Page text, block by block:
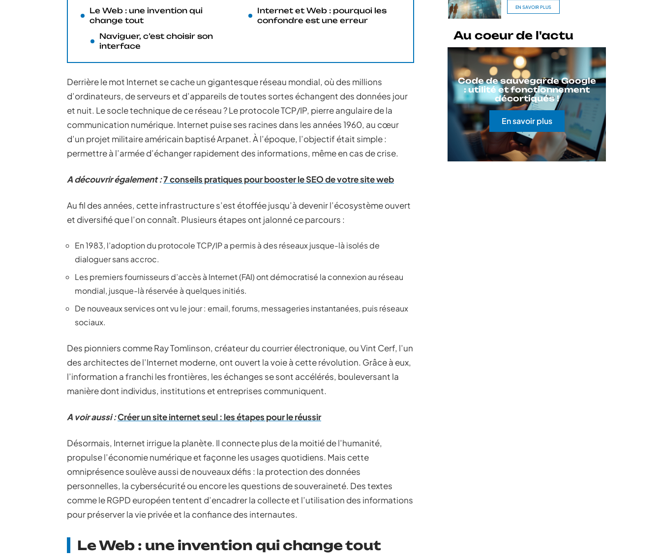
Le Web : une invention qui
change tout
Naviguer, c’est choisir son
interface
Internet et Web : pourquoi les
confondre est une erreur
Derrière le mot Internet se cache un gigantesque réseau mondial, où des millions
d’ordinateurs, de serveurs et d’appareils de toutes sortes échangent des données jour
et nuit. Le socle technique de ce réseau ? Le protocole TCP/IP, pierre angulaire de la
communication numérique. Internet puise ses racines dans les années 1960, au cœur
d’un projet militaire américain baptisé Arpanet. À l’époque, l’objectif était simple :
permettre à l’armée d’échanger rapidement des informations, même en cas de crise.
A découvrir également :7 conseils pratiques pour booster le SEO de votre site web
Au fil des années, cette infrastructure s’est étoffée jusqu’à devenir l’écosystème ouvert
et diversifié que l’on connaît. Plusieurs étapes ont jalonné ce parcours :
En 1983, l’adoption du protocole TCP/IP a permis à des réseaux jusque-là isolés de
dialoguer sans accroc.
Les premiers fournisseurs d’accès à Internet (FAI) ont démocratisé la connexion au réseau
mondial, jusque-là réservée à quelques initiés.
De nouveaux services ont vu le jour : email, forums, messageries instantanées, puis réseaux
sociaux.
Des pionniers comme Ray Tomlinson, créateur du courrier électronique, ou Vint Cerf, l’un
des architectes de l’Internet moderne, ont ouvert la voie à cette révolution. Grâce à eux,
l’information a franchi les frontières, les échanges se sont accélérés, bouleversant la
manière dont individus, institutions et entreprises communiquent.
A voir aussi :Créer un site internet seul : les étapes pour le réussir
Désormais, Internet irrigue la planète. Il connecte plus de la moitié de l’humanité,
propulse l’économie numérique et façonne les usages quotidiens. Mais cette
omniprésence soulève aussi de nouveaux défis : la protection des données
personnelles, la cybersécurité ou encore les questions de souveraineté. Des textes
comme le RGPD européen tentent d’encadrer la collecte et l’utilisation des informations
pour préserver la vie privée et la confiance des internautes.
Le Web : une invention qui change tout
EN SAVOIR PLUS
Au coeur de l'actu
Code de sauvegarde Google
: utilité et fonctionnement
décortiqués !
En savoir plus